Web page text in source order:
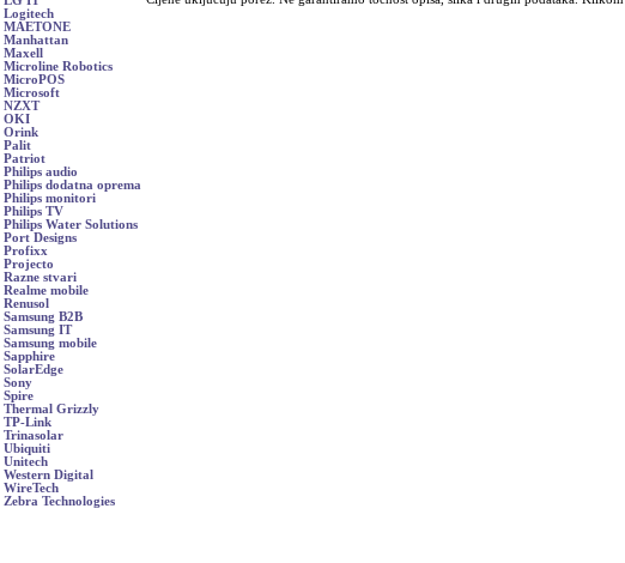
Logitech
MAETONE
Manhattan
Maxell
Microline Robotics
MicroPOS
Microsoft
NZXT
OKI
Orink
Palit
Patriot
Philips audio
Philips dodatna oprema
Philips monitori
Philips TV
Philips Water Solutions
Port Designs
Profixx
Projecto
Razne stvari
Realme mobile
Renusol
Samsung B2B
Samsung IT
Samsung mobile
Sapphire
SolarEdge
Sony
Spire
Thermal Grizzly
TP-Link
Trinasolar
Ubiquiti
Unitech
Western Digital
WireTech
Zebra Technologies